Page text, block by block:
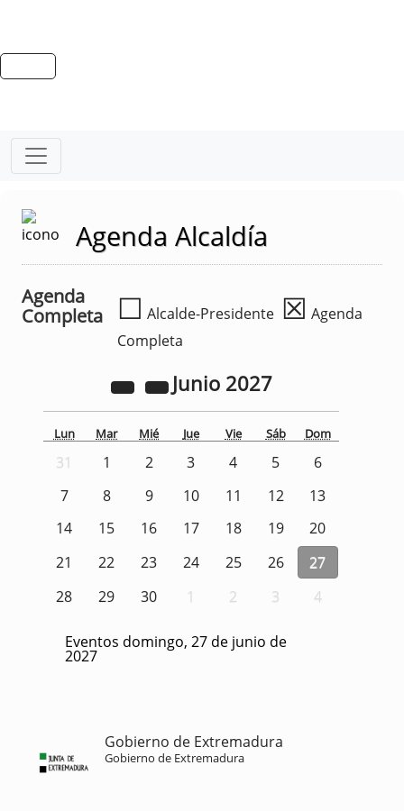
Agenda Alcaldía
Agenda
Completa
☐ Alcalde-Presidente ☒ Agenda
Completa
Junio 2027
Lun Mar Mié Jue Vie Sáb Dom
31 1 2 3 4 5
6
7
8 9 10 11 12
13
14
15 16 17 18 19
20
21
22 23 24 25 26
27
28
29 30 1 2 3 4
Eventos domingo, 27 de junio de
2027
Gobierno de Extremadura
Gobierno de Extremadura